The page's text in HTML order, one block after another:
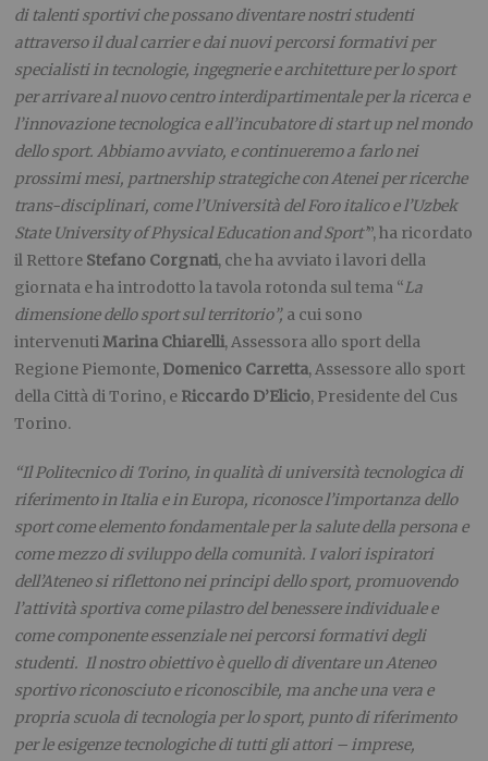
di talenti sportivi che possano diventare nostri studenti
attraverso il dual carrier e dai nuovi percorsi formativi per
specialisti in tecnologie, ingegnerie e architetture per lo sport
per arrivare al nuovo centro interdipartimentale per la ricerca e
l’innovazione tecnologica e all’incubatore di start up nel mondo
dello sport. Abbiamo avviato, e continueremo a farlo nei
prossimi mesi, partnership strategiche con Atenei per ricerche
trans-disciplinari, come l’Università del Foro italico e l’Uzbek
State University of Physical Education and Sport’”, ha ricordato
il Rettore Stefano Corgnati, che ha avviato i lavori della
giornata e ha introdotto la tavola rotonda sul tema “La
dimensione dello sport sul territorio”, a cui sono
intervenutiMarina Chiarelli, Assessora allo sport della
Regione Piemonte, Domenico Carretta, Assessore allo sport
della Città di Torino, e Riccardo D’Elicio, Presidente del Cus
Torino.
“Il Politecnico di Torino, in qualità di università tecnologica di
riferimento in Italia e in Europa, riconosce l’importanza dello
sport come elemento fondamentale per la salute della persona e
come mezzo di sviluppo della comunità. I valori ispiratori
dell’Ateneo si riflettono nei principi dello sport, promuovendo
l’attività sportiva come pilastro del benessere individuale e
come componente essenziale nei percorsi formativi degli
studenti. Il nostroobiettivo è quello di diventare un Ateneo
sportivo riconosciuto e riconoscibile, ma anche una vera e
propria scuola di tecnologia per lo sport, punto di riferimento
per le esigenze tecnologiche di tutti gli attori – imprese,